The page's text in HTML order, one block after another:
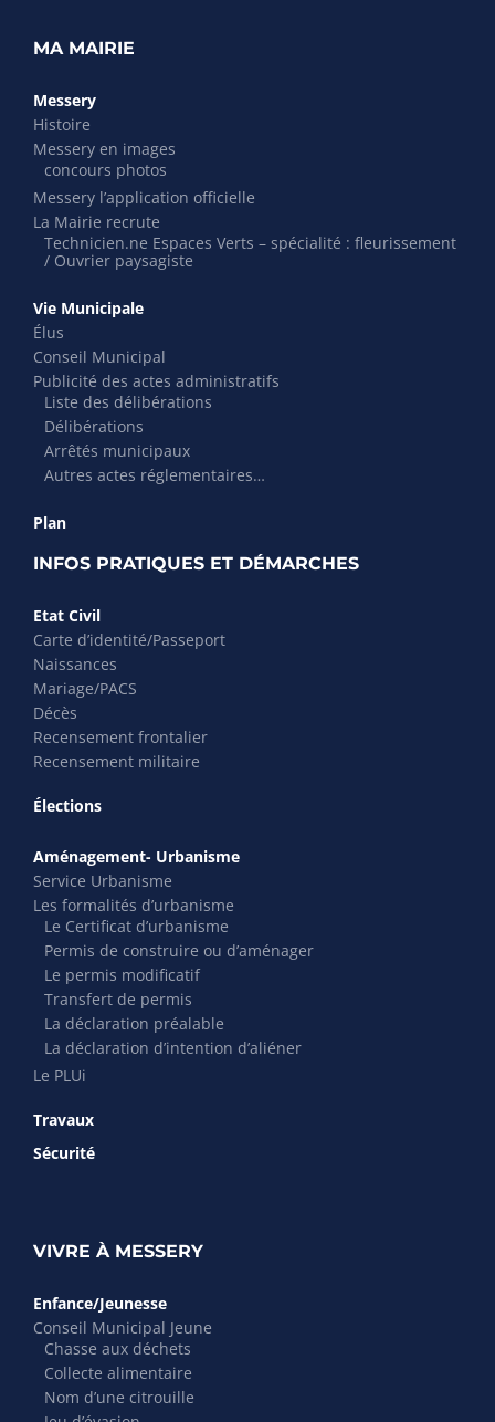
MA MAIRIE
Messery
Histoire
Messery en images
concours photos
Messery l’application officielle
La Mairie recrute
Technicien.ne Espaces Verts – spécialité : fleurissement
/ Ouvrier paysagiste
Vie Municipale
Élus
Conseil Municipal
Publicité des actes administratifs
Liste des délibérations
Délibérations
Arrêtés municipaux
Autres actes réglementaires…
Plan
INFOS PRATIQUES ET DÉMARCHES
Etat Civil
Carte d’identité/Passeport
Naissances
Mariage/PACS
Décès
Recensement frontalier
Recensement militaire
Élections
Aménagement- Urbanisme
Service Urbanisme
Les formalités d’urbanisme
Le Certificat d’urbanisme
Permis de construire ou d’aménager
Le permis modificatif
Transfert de permis
La déclaration préalable
La déclaration d’intention d’aliéner
Le PLUi
Travaux
Sécurité
VIVRE À MESSERY
Enfance/Jeunesse
Conseil Municipal Jeune
Chasse aux déchets
Collecte alimentaire
Nom d’une citrouille